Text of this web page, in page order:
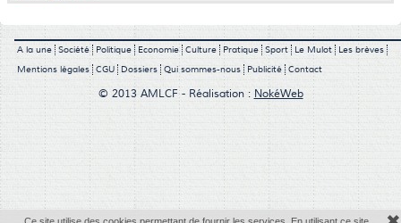
A la une Société Politique Economie Culture Pratique Sport Le Mulot
Les brèves
Mentions légales CGU Dossiers Qui sommes-nous Publicité Contact
© 2013 AMLCF - Réalisation : NokéWeb